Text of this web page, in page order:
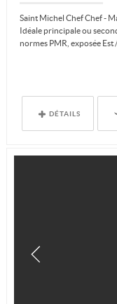
Saint Michel Chef Chef -
Idéale principale ou
normes PMR, exposée Est
DÉTAILS